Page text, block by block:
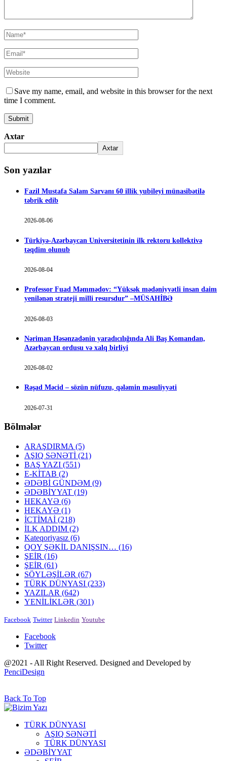
Save my name, email, and website in this browser for the next
time I comment.
Axtar
Axtar
Son yazılar
Fazil Mustafa Salam Sarvanı 60 illik yubileyi münasibətilə
təbrik edib
2026-08-06
Türkiyə-Azərbaycan Universitetinin ilk rektoru kollektivə
təqdim olunub
2026-08-04
Professor Fuad Məmmədov: “Yüksək mədəniyyətli insan daim
yenilənən strateji milli resursdur” –MÜSAHİBƏ
2026-08-03
Nəriman Həsənzadənin yaradıcılığında Ali Baş Komandan,
Azərbaycan ordusu və xalq birliyi
2026-08-02
Rəşad Məcid – sözün nüfuzu, qələmin məsuliyyəti
2026-07-31
Bölmələr
ARAŞDIRMA (5)
AŞIQ SƏNƏTİ (21)
BAŞ YAZI (551)
E-KİTAB (2)
ƏDƏBİ GÜNDƏM (9)
ƏDƏBİYYAT (19)
HEKAYƏ (6)
HEKAYƏ (1)
İCTİMAİ (218)
İLK ADDIM (2)
Kateqoriyasız (6)
QOY ŞƏKİL DANIŞSIN… (16)
ŞEİR (16)
ŞEİR (61)
SÖYLƏŞİLƏR (67)
TÜRK DÜNYASI (233)
YAZILAR (642)
YENİLİKLƏR (301)
Facebook Twitter Linkedin Youtube
Facebook
Twitter
@2021 - All Right Reserved. Designed and Developed by
PenciDesign
Back To Top
TÜRK DÜNYASI
AŞIQ SƏNƏTİ
TÜRK DÜNYASI
ƏDƏBİYYAT